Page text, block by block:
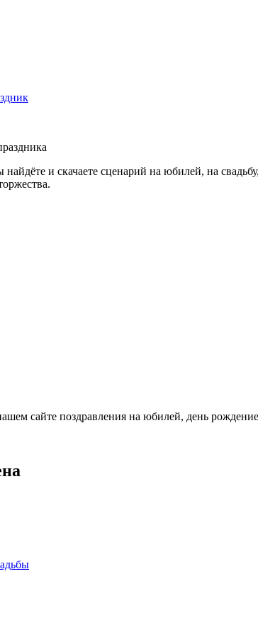
найдёте и скачаете сценарий на юбилей, на
сайте поздравления на юбилей, день